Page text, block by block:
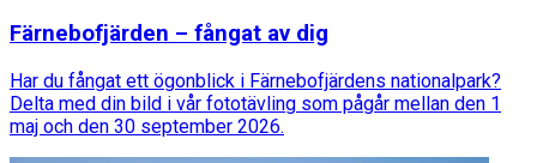
Färnebofjärden – fångat av dig
Har du fångat ett ögonblick i Färnebofjärdens nationalpark?
Delta med din bild i vår fototävling som pågår mellan den 1
maj och den 30 september 2026.